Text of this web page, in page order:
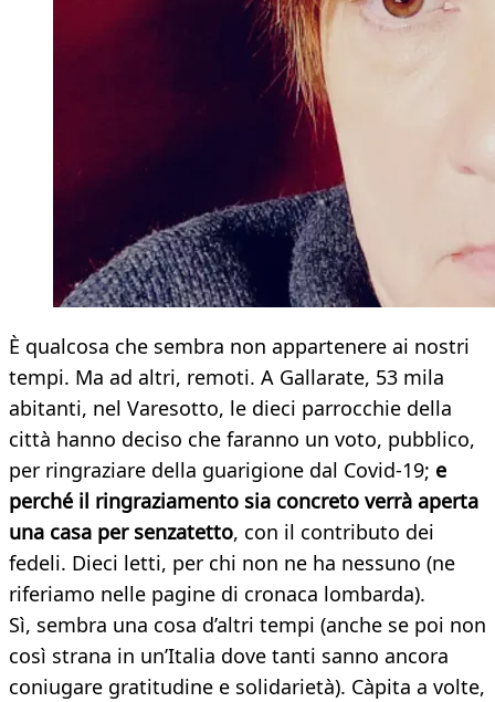
È qualcosa che sembra non appartenere ai nostri
tempi. Ma ad altri, remoti. A Gallarate, 53 mila
abitanti, nel Varesotto, le dieci parrocchie della
città hanno deciso che faranno un voto, pubblico,
per ringraziare della guarigione dal Covid-19; e
perché il ringraziamento sia concreto verrà aperta
una casa per senzatetto, con il contributo dei
fedeli. Dieci letti, per chi non ne ha nessuno (ne
riferiamo nelle pagine di cronaca lombarda).
Sì, sembra una cosa d’altri tempi (anche se poi non
così strana in un’Italia dove tanti sanno ancora
coniugare gratitudine e solidarietà). Càpita a volte,